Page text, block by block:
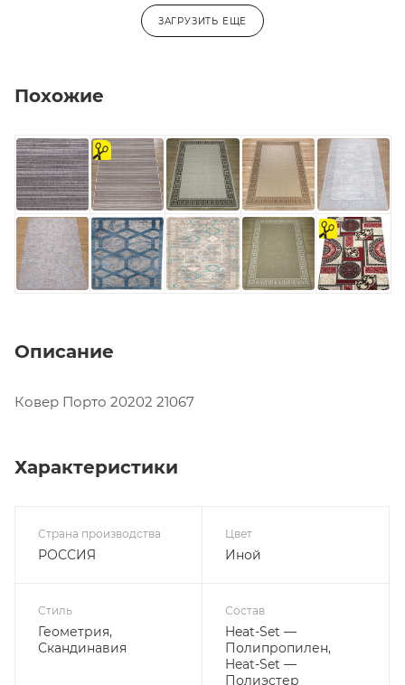
ЗАГРУЗИТЬ ЕЩЕ
Похожие
на
отрез
на
отрез
Описание
Ковер Порто 20202 21067
Характеристики
Страна производства
РОССИЯ
Цвет
Иной
Стиль
Геометрия,
Скандинавия
Состав
Heat-Set —
Полипропилен,
Heat-Set —
Полиэстер